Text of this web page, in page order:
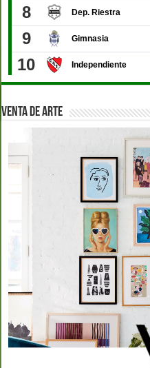
VENTA DE ARTE